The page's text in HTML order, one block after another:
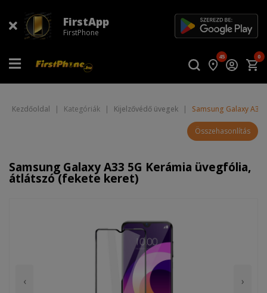
FirstApp
FirstPhone
45 0
Kezdőoldal | Kategóriák | Kijelzővédő üvegek | Samsung Galaxy
Összehasonlítás
Samsung Galaxy A33 5G Kerámia üvegfólia,
átlátszó (fekete keret)
‹ ›